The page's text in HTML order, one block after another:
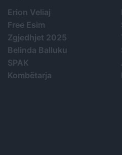
Erion Veliaj
Free Esim
Zgjedhjet 2025
Belinda Balluku
SPAK
Kombëtarja